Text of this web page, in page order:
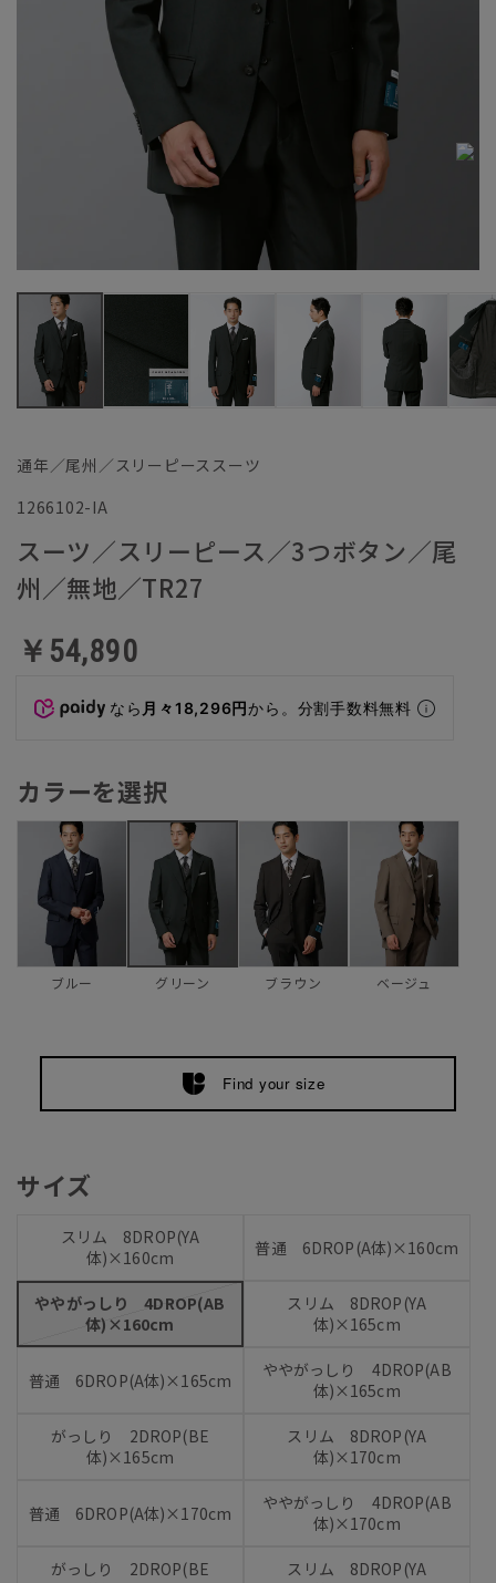
通年／尾州／スリーピーススーツ
1266102-IA
スーツ／スリーピース／3つボタン／尾
州／無地／TR27
￥54,890
なら 月々18,296円から。分割手数料無料
カラーを選択
ブルー グリーン ブラウン ベージュ
Find your size
サイズ
スリム 8DROP(YA
体)×160cm
普通 6DROP(A体)×160cm
ややがっしり 4DROP(AB
体)×160cm
スリム 8DROP(YA
体)×165cm
普通 6DROP(A体)×165cm
ややがっしり 4DROP(AB
体)×165cm
がっしり 2DROP(BE
体)×165cm
スリム 8DROP(YA
体)×170cm
普通 6DROP(A体)×170cm
ややがっしり 4DROP(AB
体)×170cm
がっしり 2DROP(BE
スリム 8DROP(YA